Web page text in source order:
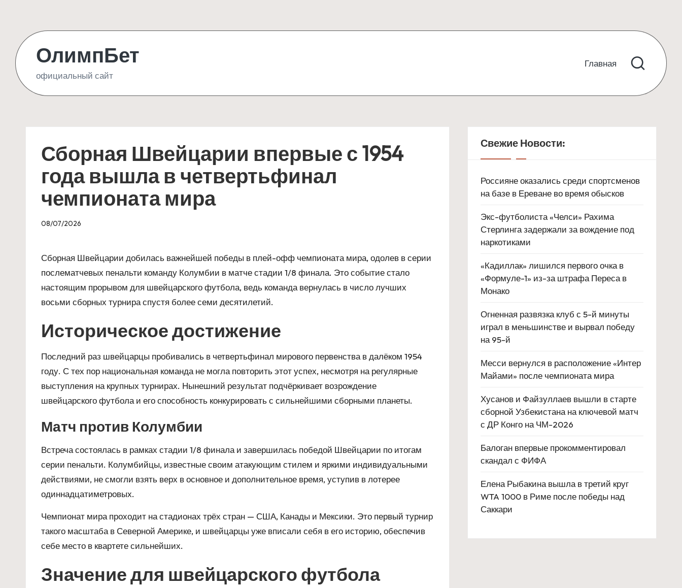
content
ОлимпБет
официальный сайт
Главная
Сборная Швейцарии впервые с 1954
года вышла в четвертьфинал
чемпионата мира
08/07/2026
Сборная Швейцарии добилась важнейшей победы в плей-офф чемпионата мира, одолев в серии
послематчевых пенальти команду Колумбии в матче стадии 1/8 финала. Это событие стало
настоящим прорывом для швейцарского футбола, ведь команда вернулась в число лучших
восьми сборных турнира спустя более семи десятилетий.
Историческое достижение
Последний раз швейцарцы пробивались в четвертьфинал мирового первенства в далёком 1954
году. С тех пор национальная команда не могла повторить этот успех, несмотря на регулярные
выступления на крупных турнирах. Нынешний результат подчёркивает возрождение
швейцарского футбола и его способность конкурировать с сильнейшими сборными планеты.
Матч против Колумбии
Встреча состоялась в рамках стадии 1/8 финала и завершилась победой Швейцарии по итогам
серии пенальти. Колумбийцы, известные своим атакующим стилем и яркими индивидуальными
действиями, не смогли взять верх в основное и дополнительное время, уступив в лотерее
одиннадцатиметровых.
Чемпионат мира проходит на стадионах трёх стран — США, Канады и Мексики. Это первый турнир
такого масштаба в Северной Америке, и швейцарцы уже вписали себя в его историю, обеспечив
себе место в квартете сильнейших.
Значение для швейцарского футбола
Свежие Новости:
Россияне оказались среди спортсменов
на базе в Ереване во время обысков
Экс-футболиста «Челси» Рахима
Стерлинга задержали за вождение под
наркотиками
«Кадиллак» лишился первого очка в
«Формуле-1» из-за штрафа Переса в
Монако
Огненная развязка клуб с 5-й минуты
играл в меньшинстве и вырвал победу
на 95-й
Месси вернулся в расположение «Интер
Майами» после чемпионата мира
Хусанов и Файзуллаев вышли в старте
сборной Узбекистана на ключевой матч
с ДР Конго на ЧМ-2026
Балоган впервые прокомментировал
скандал с ФИФА
Елена Рыбакина вышла в третий круг
WTA 1000 в Риме после победы над
Саккари